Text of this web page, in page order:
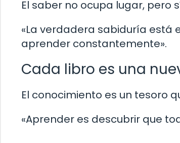
El saber no ocupa lugar, pero
«La verdadera sabiduría está
aprender constantemente».
Cada libro es una
El conocimiento es un tesoro
«Aprender es descubrir que